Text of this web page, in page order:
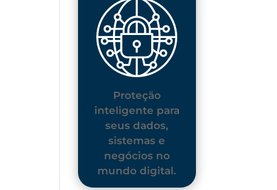
Proteção
inteligente para
seus dados,
sistemas e
negócios no
mundo digital.